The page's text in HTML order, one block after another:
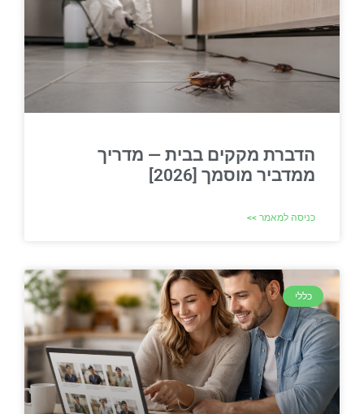
הדברת מקקים בבית — מדריך
ממדביר מוסמך [2026]
כניסה למאמר >>
כללי